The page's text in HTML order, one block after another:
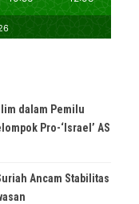
dalam Pemilu
Pro-‘Israel’ AS
Ancam Stabilitas